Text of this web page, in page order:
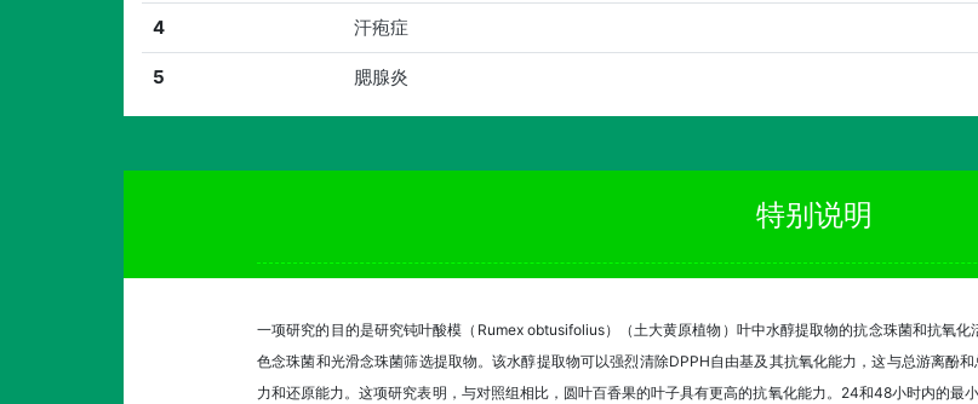
4 汗疱症
5 腮腺炎
特别说明
一项研究的目的是研究钝叶酸模（Rumex obtusifolius）（土大黄原植物）叶中水醇提取物的抗念珠菌和抗氧
色念珠菌和光滑念珠菌筛选提取物。该水醇提取物可以强烈清除DPPH自由基及其抗氧化能力，这与总游离酚
力和还原能力。这项研究表明，与对照组相比，圆叶百香果的叶子具有更高的抗氧化能力。24和48小时内的